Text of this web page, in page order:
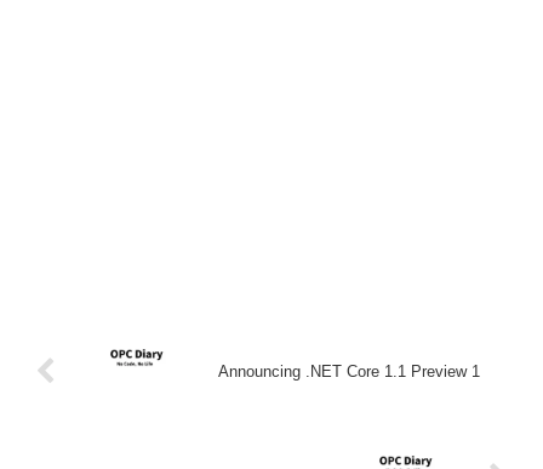
Announcing .NET Core 1.1 Preview 1